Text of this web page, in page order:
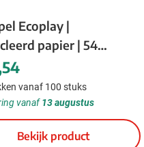
categorie
& specials categorie
Ecoplay |
papier | 54
vanaf 100 stuks
vanaf13 augustus
Bekijk product